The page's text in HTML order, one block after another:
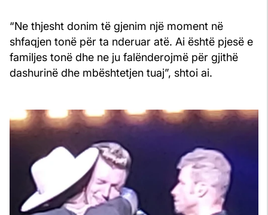
“Ne thjesht donim të gjenim një moment në
shfaqjen tonë për ta nderuar atë. Ai është pjesë e
familjes tonë dhe ne ju falënderojmë për gjithë
dashurinë dhe mbështetjen tuaj”, shtoi ai.